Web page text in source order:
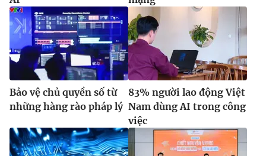
Bảo vệ chủ quyền số từ
những hàng rào pháp lý
83% người lao động Việt
Nam dùng AI trong công
việc